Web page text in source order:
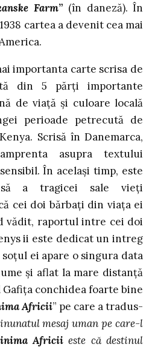
Farm” (în daneză). În
cartea a devenit cea mai
importanta carte scrisa de
din 5 părţi importante
de viaţă şi culoare locală
perioade petrecută de
Scrisă în Danemarca,
asupra textului
În acelaşi timp, este
a tragicei sale vieţi
cei doi bărbaţi din viaţa ei
vădit, raportul intre cei doi
ii este dedicat un intreg
ei apare o singura data
şi aflat la mare distanţă
conchidea foarte bine
Africii” pe care a tradus-
mesaj uman pe care-l
Africii este că destinul